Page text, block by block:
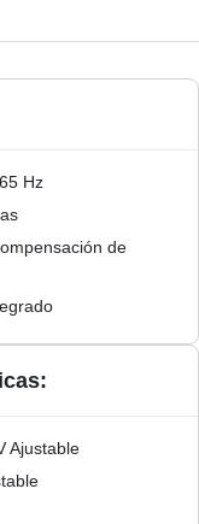
Hz
de
Ajustable